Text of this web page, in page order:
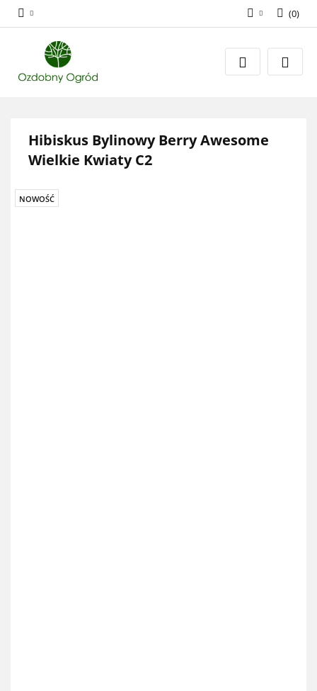
Zaloguj się
Zarejestruj się
(0)
Hibiskus Bylinowy Berry Awesome
Wielkie Kwiaty C2
NOWOŚĆ